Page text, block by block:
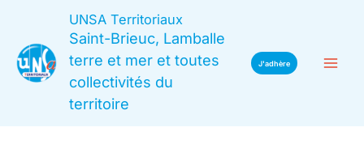
contenu
UNSA Territoriaux
Saint-Brieuc, Lamballe
terre et mer et toutes
collectivités du
territoire
J'adhère